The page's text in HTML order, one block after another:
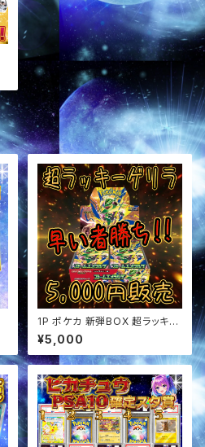
1P ポケカ 新弾BOX 超ラッキー
ゲリラ オリパ
¥5,000